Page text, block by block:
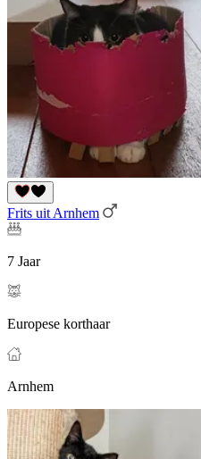
Frits uit Arnhem
7 Jaar
Europese korthaar
Arnhem